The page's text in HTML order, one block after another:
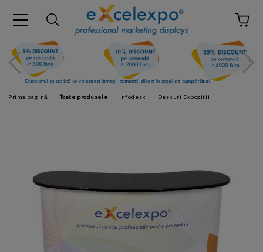
Prima pagină Toate produsele Infodesk Deskuri Expozitii